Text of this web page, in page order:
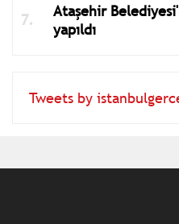
Ataşehir
yapıldı
Tweets by